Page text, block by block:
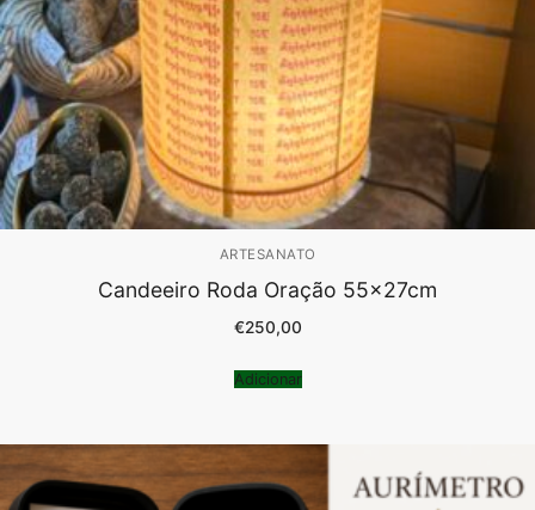
ARTESANATO
Candeeiro Roda Oração 55x27cm
€250,00
Adicionar